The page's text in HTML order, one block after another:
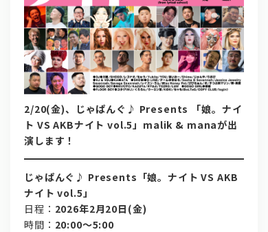
2/20(金)、じゃぱんぐ♪ Presents 「娘。ナイ
ト VS AKBナイト vol.5」malik & manaが出
演します！
じゃぱんぐ♪ Presents「娘。ナイト VS AKB
ナイト vol.5」
日程： 2026年2月20日(金)
時間： 20:00～5:00
lyrical school official web shop